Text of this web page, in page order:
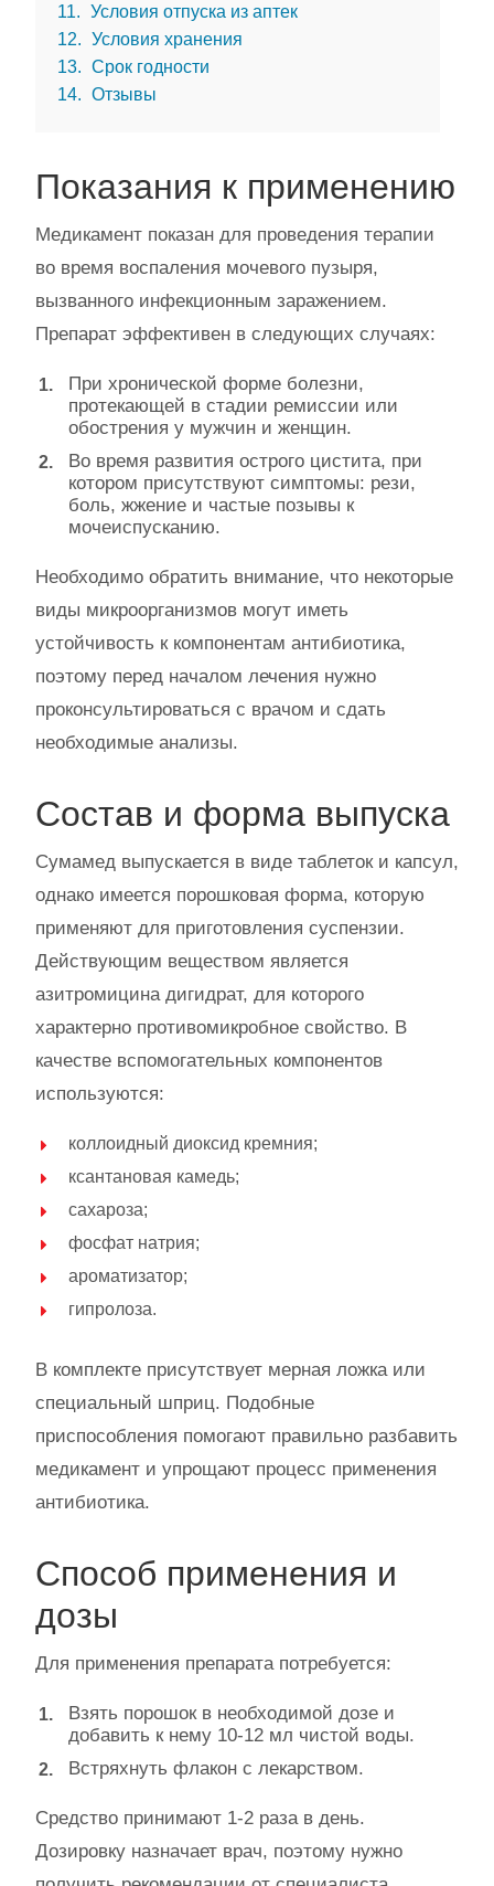
11
Условия отпуска из аптек
12
Условия хранения
13
Срок годности
14
Отзывы
Показания к применению
Медикамент показан для проведения терапии
во время воспаления мочевого пузыря,
вызванного инфекционным заражением.
Препарат эффективен в следующих случаях:
При хронической форме болезни,
протекающей в стадии ремиссии или
обострения у мужчин и женщин.
Во время развития острого цистита, при
котором присутствуют симптомы: рези,
боль, жжение и частые позывы к
мочеиспусканию.
Необходимо обратить внимание, что некоторые
виды микроорганизмов могут иметь
устойчивость к компонентам антибиотика,
поэтому перед началом лечения нужно
проконсультироваться с врачом и сдать
необходимые анализы.
Состав и форма выпуска
Сумамед выпускается в виде таблеток и капсул,
однако имеется порошковая форма, которую
применяют для приготовления суспензии.
Действующим веществом является
азитромицина дигидрат, для которого
характерно противомикробное свойство. В
качестве вспомогательных компонентов
используются:
коллоидный диоксид кремния;
ксантановая камедь;
сахароза;
фосфат натрия;
ароматизатор;
гипролоза.
В комплекте присутствует мерная ложка или
специальный шприц. Подобные
приспособления помогают правильно разбавить
медикамент и упрощают процесс применения
антибиотика.
Способ применения и
дозы
Для применения препарата потребуется:
Взять порошок в необходимой дозе и
добавить к нему 10-12 мл чистой воды.
Встряхнуть флакон с лекарством.
Средство принимают 1-2 раза в день.
Дозировку назначает врач, поэтому нужно